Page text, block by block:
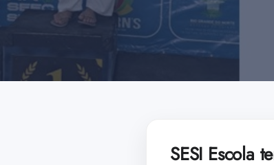
SESI Escola